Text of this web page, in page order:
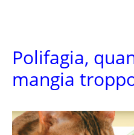
Polifagia,
mangia